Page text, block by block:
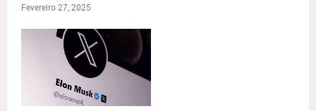
Fevereiro 27, 2025